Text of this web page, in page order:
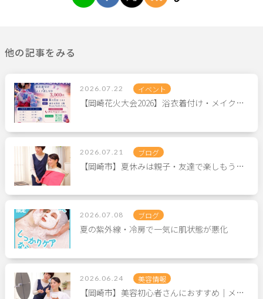
他の記事をみる
2026.07.22 イベント
【岡崎花火大会2026】浴衣着付け・メイク…
2026.07.21 ブログ
【岡崎市】夏休みは親子・友達で楽しもう…
2026.07.08 ブログ
夏の紫外線・冷房で一気に肌状態が悪化
2026.06.24 美容情報
【岡崎市】美容初心者さんにおすすめ｜メ…